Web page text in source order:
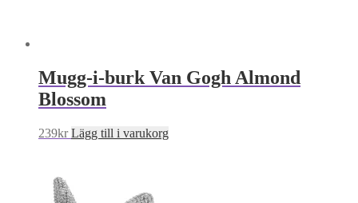
Mugg-i-burk Van Gogh Almond
Blossom
239kr Lägg till i varukorg